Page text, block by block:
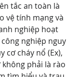
tắc an toàn là
vệ tính mạng và
nghiệp hoạt
nghiệp nguy
cơ cháy nổ (Ex),
phải là rào